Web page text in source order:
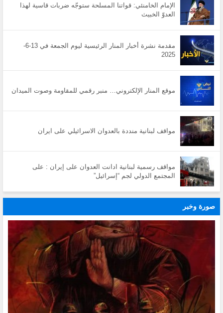
الإمام الخامنئي: قواتنا المسلحة ستوجّه ضربات قاسية لهذا
العدوّ الخبيث
مقدمة نشرة أخبار المنار الرئيسية ليوم الجمعة في 13-6-
2025
موقع المنار الإلكتروني… منبر رقمي للمقاومة وصوت الميدان
مواقف لبنانية منددة بالعدوان الاسرائيلي على ايران
مواقف رسمية لبنانية ادانت العدوان على إيران : على
المجتمع الدولي لجم “إسرائيل”
صورة وخبر